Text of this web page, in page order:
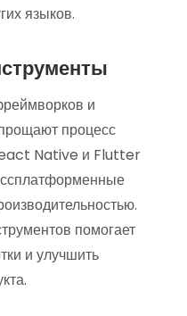
языков.
и
процесс
Native и Flutter
помогает
и улучшить